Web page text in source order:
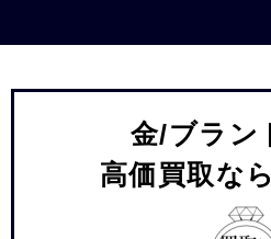
金/ブラン
高価買取な